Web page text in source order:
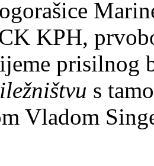
KPH,
prisilnog
s
Vladom